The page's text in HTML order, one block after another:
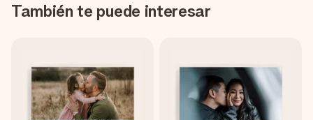
También te puede interesar